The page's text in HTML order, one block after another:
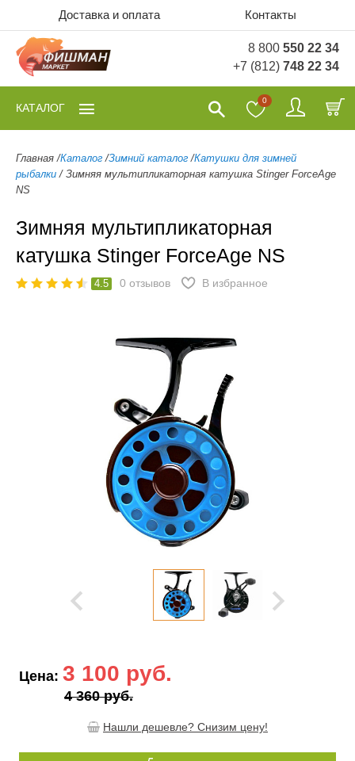
Доставка и оплата Контакты
8 800 550 22 34
+7 (812) 748 22 34
0
КАТАЛОГ
Главная /Каталог /Зимний каталог /Катушки для зимней
рыбалки / Зимняя мультипликаторная катушка Stinger ForceAge
NS
Зимняя мультипликаторная
катушка Stinger ForceAge NS
4.5 0 отзывов В избранное
Цена: 3 100 руб.
4 360 руб.
Нашли дешевле? Снизим цену!